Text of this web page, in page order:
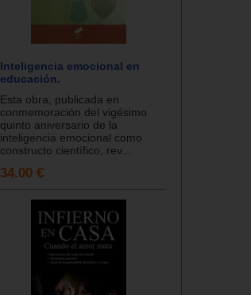
Inteligencia emocional en
educación.
Esta obra, publicada en
conmemoración del vigésimo
quinto aniversario de la
inteligencia emocional como
constructo científico, rev...
34.00 €